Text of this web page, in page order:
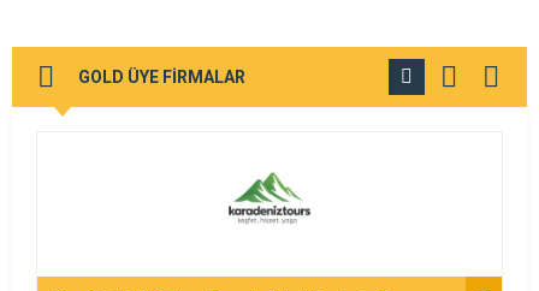
GOLD ÜYE FİRMALAR
GÖR